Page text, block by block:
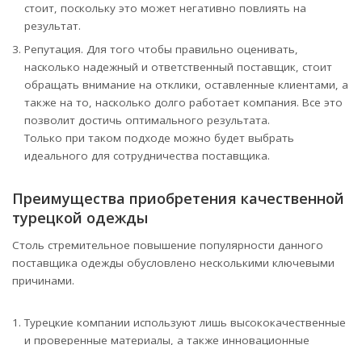
стоит, поскольку это может негативно повлиять на
результат.
Репутация. Для того чтобы правильно оценивать,
насколько надежный и ответственный поставщик, стоит
обращать внимание на отклики, оставленные клиентами, а
также на то, насколько долго работает компания. Все это
позволит достичь оптимального результата.
Только при таком подходе можно будет выбрать
идеального для сотрудничества поставщика.
Преимущества приобретения качественной
турецкой одежды
Столь стремительное повышение популярности данного
поставщика одежды обусловлено несколькими ключевыми
причинами.
Турецкие компании используют лишь высококачественные
и проверенные материалы, а также инновационные